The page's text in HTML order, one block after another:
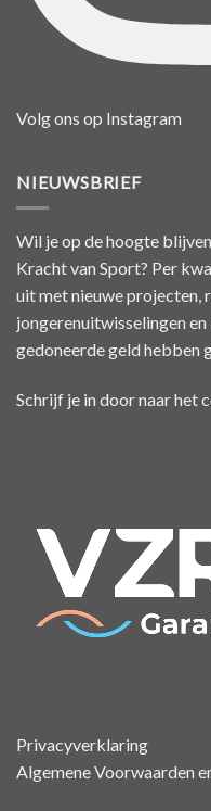
Volg ons op Instagram
NIEUWSBRIEF
Wil je op de hoogte
Kracht van Sport? Per
uit met nieuwe projecten,
jongerenuitwisselingen
gedoneerde geld hebben
Schrijf je in door naar het
Privacyverklaring
Algemene Voorwaarden